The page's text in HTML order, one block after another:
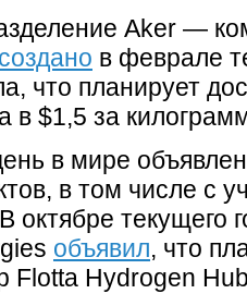
Aker —
в феврале
что планирует
в $1,5 за
в мире
в том числе с
октябре текущего
объявил, что
Flotta Hydrogen